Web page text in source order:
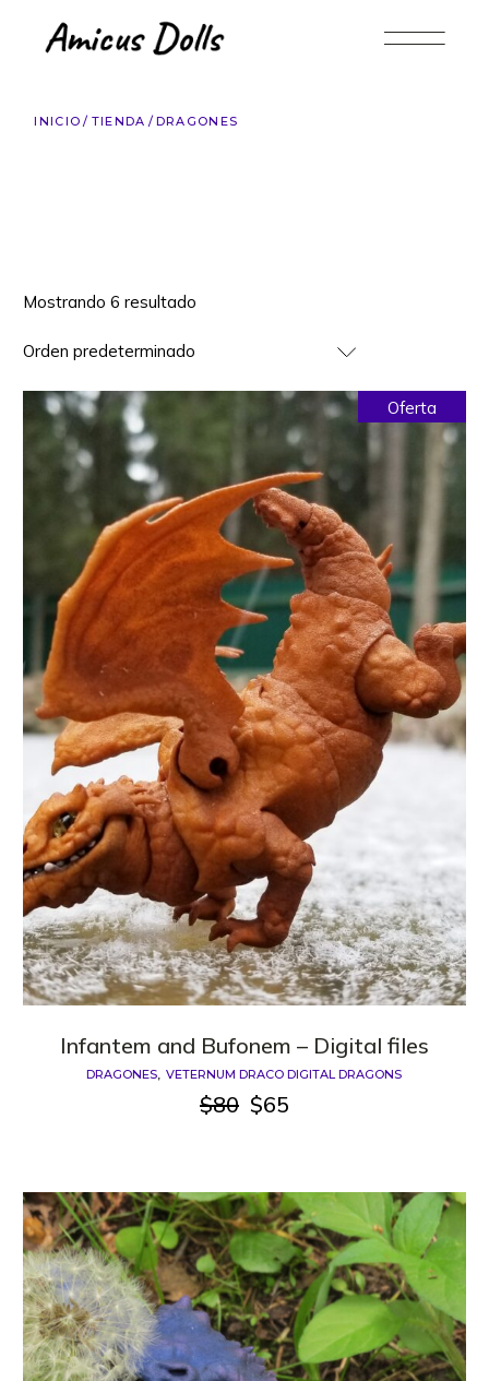
contenido
INICIO TIENDA DRAGONES
Mostrando 6 resultado
Orden predeterminado
Oferta
Infantem and Bufonem – Digital files
DRAGONES VETERNUM DRACO DIGITAL DRAGONS
$80 El
$80.
$65
El
$65.